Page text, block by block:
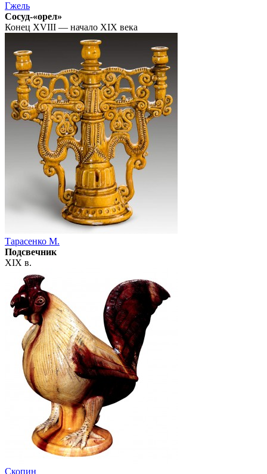
Гжель
Сосуд-«орел»
Конец XVIII — начало XIX века
Тарасенко М.
Подсвечник
XIX в.
Скопин